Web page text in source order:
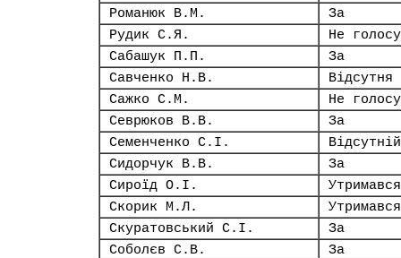
Романюк В.М.
За
Рудик С.Я.
Не
Сабашук П.П.
За
Савченко Н.В.
Відсутня
Сажко С.М.
Не
Севрюков В.В.
За
Семенченко С.І.
Відсутній
Сидорчук В.В.
За
Сироїд О.І.
Утримався
Скорик М.Л.
Утримався
Скуратовський С.І.
За
Соболєв С.В.
За